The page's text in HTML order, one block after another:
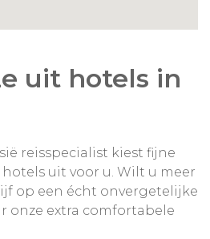
uit hotels in
reisspecialist kiest fijne
uit voor u. Wilt u meer
op een écht onvergetelijke
onze extra comfortabele